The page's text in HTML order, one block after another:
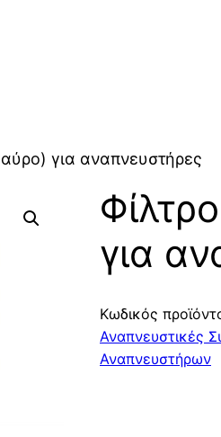
για αναπνευστήρες
για
Κωδικός
Αναπνευστικές
Αναπνευστήρων